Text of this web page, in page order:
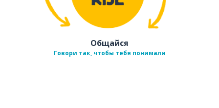
Общайся
Говори так, чтобы тебя понимали